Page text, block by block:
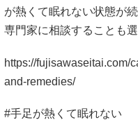
が熱くて眠れない状態が
専門家に相談することも
https://fujisawaseitai.com/
and-remedies/
#手足が熱くて眠れない